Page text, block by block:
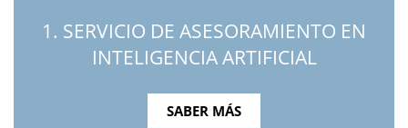
1. SERVICIO DE ASESORAMIENTO EN
INTELIGENCIA ARTIFICIAL
SABER MÁS